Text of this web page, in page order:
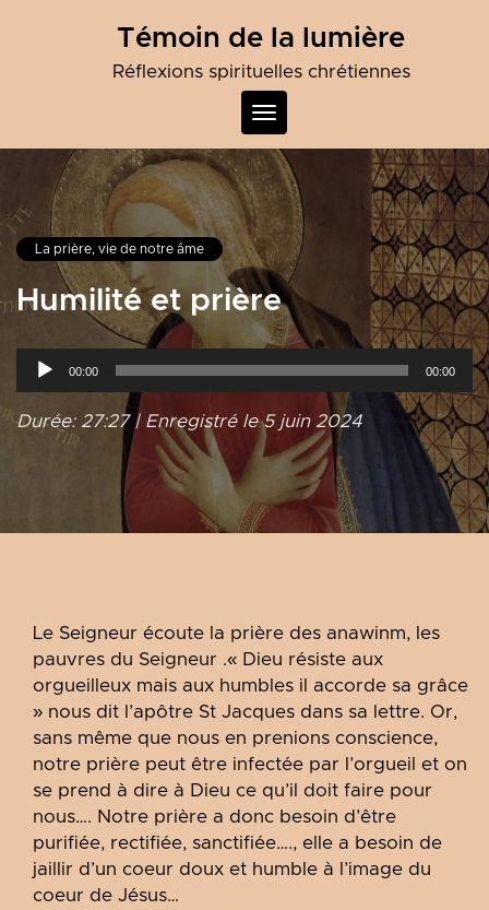
Témoin de la lumière
Réflexions spirituelles chrétiennes
Toggle
navigation
La prière, vie de notre âme
Humilité et prière
Lecteur
audio
00:00 00:00
Durée: 27:27| Enregistré le 5 juin 2024
Le Seigneur écoute la prière des anawinm, les
pauvres du Seigneur .« Dieu résiste aux
orgueilleux mais aux humbles il accorde sa grâce
» nous dit l’apôtre St Jacques dans sa lettre. Or,
sans même que nous en prenions conscience,
notre prière peut être infectée par l’orgueil et on
se prend à dire à Dieu ce qu’il doit faire pour
nous…. Notre prière a donc besoin d’être
purifiée, rectifiée, sanctifiée…., elle a besoin de
jaillir d’un coeur doux et humble à l’image du
coeur de Jésus…